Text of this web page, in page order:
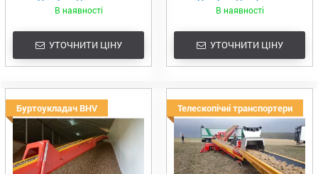
В наявності
УТОЧНИТИ ЦІНУ
В наявності
УТОЧНИТИ ЦІНУ
Буртоукладач BHV Телескопічні транспортери